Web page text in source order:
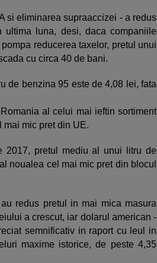
si eliminarea supraaccizei - a redus
luna, desi, daca companiile
reducerea taxelor, pretul unui
cu circa 40 de bani.
de benzina 95 este de 4,08 lei, fata
al celui mai ieftin sortiment
mai mic pret din UE.
2017, pretul mediu al unui litru de
noualea cel mai mic pret din blocul
redus pretul in mai mica masura
a crescut, iar dolarul american -
semnificativ in raport cu leul in
maxime istorice, de peste 4,35